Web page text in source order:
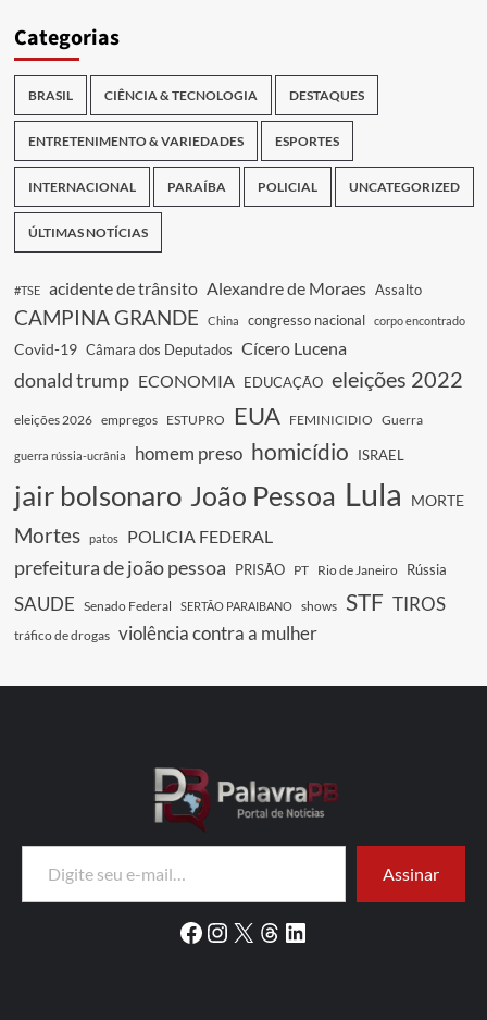
Categorias
BRASIL CIÊNCIA & TECNOLOGIA DESTAQUES
ENTRETENIMENTO & VARIEDADES ESPORTES
INTERNACIONAL PARAÍBA POLICIAL UNCATEGORIZED
ÚLTIMAS NOTÍCIAS
#TSE acidente de trânsito Alexandre de Moraes Assalto
CAMPINA GRANDE China congresso nacional corpo encontrado
Covid-19 Câmara dos Deputados Cícero Lucena
donald trump ECONOMIA EDUCAÇÃO eleições 2022
eleições 2026 empregos ESTUPRO EUA FEMINICIDIO Guerra
guerra rússia-ucrânia homem preso homicídio ISRAEL
jair bolsonaro João Pessoa Lula MORTE
Mortes patos POLICIA FEDERAL
prefeitura de joão pessoa PRISÃO PT Rio de Janeiro Rússia
SAUDE Senado Federal SERTÃO PARAIBANO shows STF TIROS
tráfico de drogas violência contra a mulher
Digite seu e-mail…
Assinar
Facebook
Instagram
X Threads
LinkedIn